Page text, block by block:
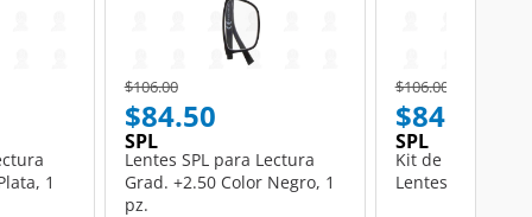
1
Price reduced from
$106.00to
$84.50
SPL
Lentes SPL para Lectura
Grad. +2.50 Color Negro, 1
pz.
Price reduced from
$106.00
$84.50
SPL
Kit de Limpieza
Lentes, 2 pzas.